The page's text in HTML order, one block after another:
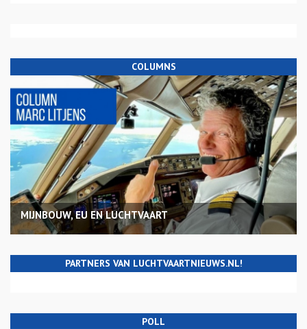
COLUMNS
MIJNBOUW, EU EN LUCHTVAART
PARTNERS VAN LUCHTVAARTNIEUWS.NL!
POLL